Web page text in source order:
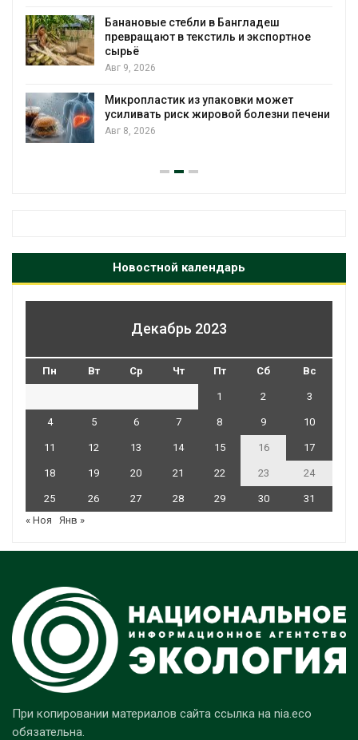
Банановые стебли в Бангладеш
превращают в текстиль и экспортное
сырьё
Авг 9, 2026
Микропластик из упаковки может
усиливать риск жировой болезни печени
Авг 8, 2026
Новостной календарь
Декабрь 2023
Пн Вт Ср Чт Пт Сб Вс
1 2 3
4 5 6 7 8 9 10
11 12 13 14 15 16 17
18 19 20 21 22 23 24
25 26 27 28 29 30
31
« Ноя
Янв »
При копировании материалов сайта ссылка на nia.eco
обязательна.